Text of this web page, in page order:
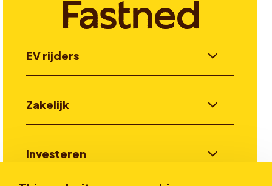
EV rijders
Zakelijk
Investeren